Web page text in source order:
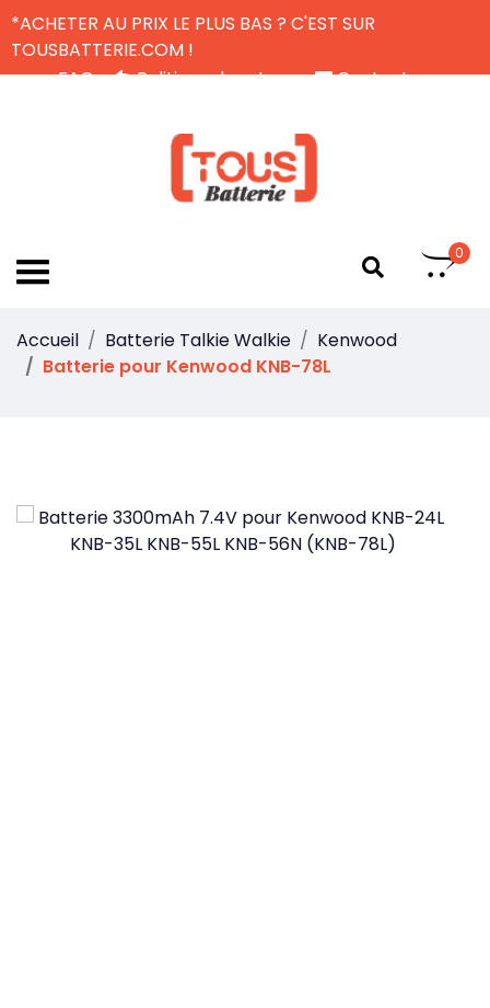
*ACHETER AU PRIX LE PLUS BAS ? C'EST SUR
TOUSBATTERIE.COM !
FAQ
Politique de retour
Contactez-nous
0
Accueil Batterie Talkie Walkie
Kenwood
Batterie pour Kenwood KNB-78L